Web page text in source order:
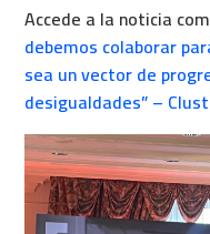
Accede a la noticia
debemos colaborar
sea un vector de
desigualdades” –